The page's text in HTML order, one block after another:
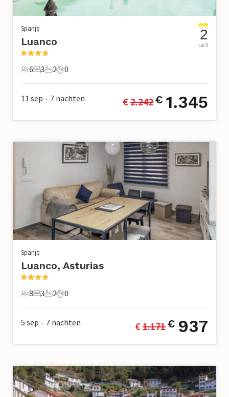
Spanje
Luanco
6 Gasten
6
3 Slaapkamers
3
2 Badkamers
2
0 Huisdieren
0
2
uit 5
11 sep • 7 nachten € 2.242€ 1.345
Spanje
Luanco, Asturias
8 Gasten
8
3 Slaapkamers
3
2 Badkamers
2
0 Huisdieren
0
5 sep • 7 nachten € 1.171€ 937